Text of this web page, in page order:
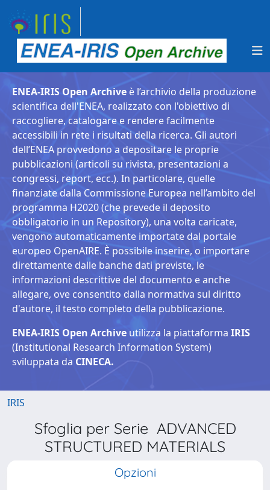
ENEA-IRIS Open Archive è l’archivio della produzione
scientifica dell'ENEA, realizzato con l'obiettivo di
raccogliere, catalogare e rendere facilmente
accessibili in rete i risultati della ricerca. Gli autori
dell’ENEA provvedono a depositare le proprie
pubblicazioni (articoli su rivista, presentazioni a
congressi, report, ecc.). In particolare, quelle
finanziate dalla Commissione Europea nell’ambito del
programma H2020 (che prevede il deposito
obbligatorio in un Repository), una volta caricate,
vengono automaticamente importate dal portale
europeo OpenAIRE. È possibile inserire, o importare
direttamente dalle banche dati previste, le
informazioni descrittive del documento e anche
allegare, ove consentito dalla normativa sul diritto
d'autore, il testo completo della pubblicazione.
ENEA-IRIS Open Archive utilizza la piattaforma IRIS
(Institutional Research Information System)
sviluppata da CINECA.
IRIS
Sfoglia per Serie ADVANCED
STRUCTURED MATERIALS
Opzioni